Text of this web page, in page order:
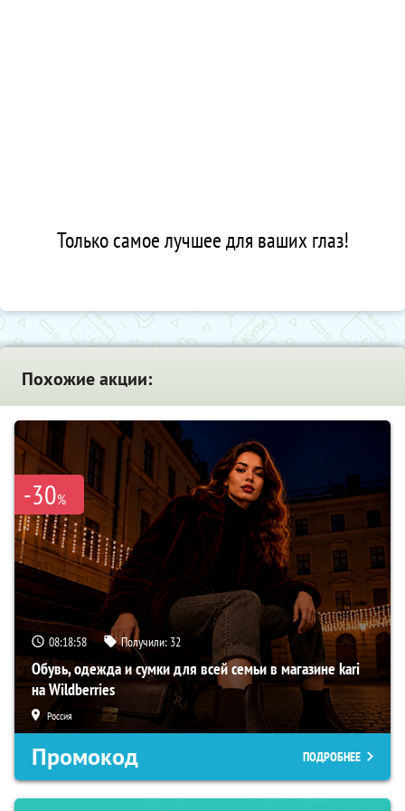
Только самое лучшее для ваших глаз!
Похожие акции:
-30%
08:18:56 Получили: 32
Обувь, одежда и сумки для всей семьи в магазине kari
на Wildberries
Россия
Промокод ПОДРОБНЕЕ